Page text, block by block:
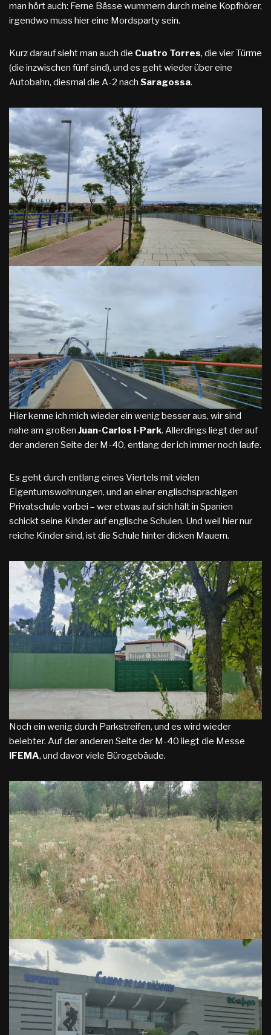
man hört auch: Ferne Bässe wummern durch meine Kopfhörer,
irgendwo muss hier eine Mordsparty sein.
Kurz darauf sieht man auch die Cuatro Torres, die vier Türme
(die inzwischen fünf sind), und es geht wieder über eine
Autobahn, diesmal die A-2 nach Saragossa.
Hier kenne ich mich wieder ein wenig besser aus, wir sind
nahe am großen Juan-Carlos I-Park. Allerdings liegt der auf
der anderen Seite der M-40, entlang der ich immer noch laufe.
Es geht durch entlang eines Viertels mit vielen
Eigentumswohnungen, und an einer englischsprachigen
Privatschule vorbei – wer etwas auf sich hält in Spanien
schickt seine Kinder auf englische Schulen. Und weil hier nur
reiche Kinder sind, ist die Schule hinter dicken Mauern.
Noch ein wenig durch Parkstreifen, und es wird wieder
belebter. Auf der anderen Seite der M-40 liegt die Messe
IFEMA, und davor viele Bürogebäude.